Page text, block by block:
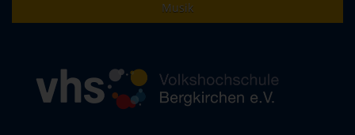
Musik